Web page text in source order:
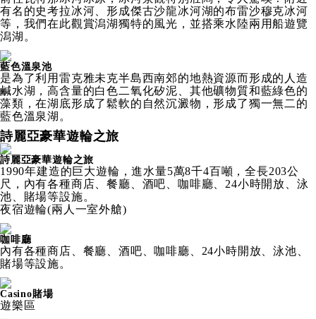
有名的史考拉冰河、形成傑古沙龍冰河湖的布雷沙穆克冰河
等，我們在此觀賞潟湖獨特的風光，並搭乘水陸兩用船遊覽
潟湖。
藍色溫泉池
是為了利用雷克雅未克半島西南郊的地熱資源而形成的人造
鹹水湖，高含量的白色二氧化矽泥、其他礦物質和藍綠色的
藻類，在湖底形成了鬆軟的自然沉澱物，形成了獨一無二的
藍色溫泉湖。
詩麗亞豪華遊輪之旅
詩麗亞豪華遊輪之旅
1990年建造的巨大遊輪，進水量5萬8千4百噸，全長203公
尺，內有各種商店、餐廳、酒吧、咖啡廳、24小時開放、泳
池、賭場等設施。
夜宿遊輪(兩人一室外艙)
咖啡廳
內有各種商店、餐廳、酒吧、咖啡廳、24小時開放、泳池、
賭場等設施。
Casino賭場
遊樂區